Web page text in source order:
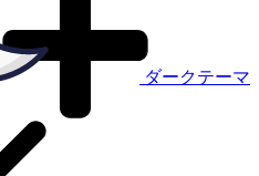
ダークテーマ